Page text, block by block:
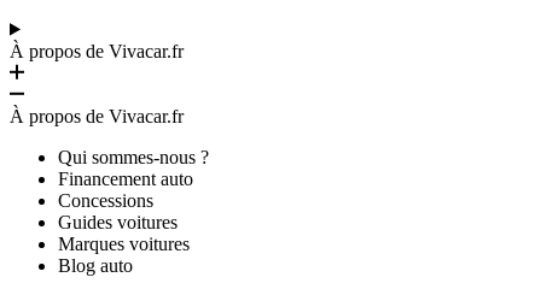
À propos de Vivacar.fr
À propos de Vivacar.fr
Qui sommes-nous ?
Financement auto
Concessions
Guides voitures
Marques voitures
Blog auto